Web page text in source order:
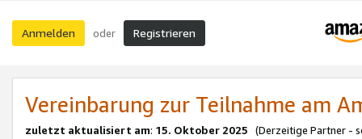
Anmelden oder Registrieren
Vereinbarung zur Teilnahme am
zuletzt aktualisiert am: 15. Oktober 2025 (Derzeitige Partner -